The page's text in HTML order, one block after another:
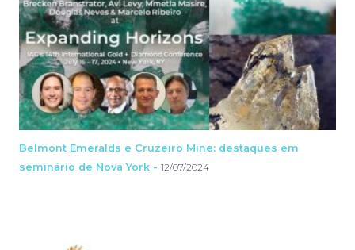
Belmont Emeralds e Cruzeiro Mine: destaques em
seminário de Nova York - 12/07/2024